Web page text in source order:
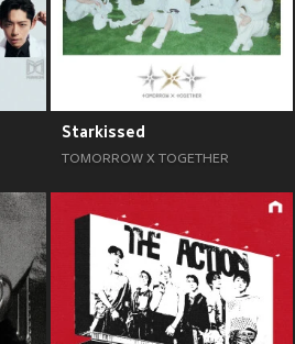
Starkissed
TOMORROW X TOGETHER